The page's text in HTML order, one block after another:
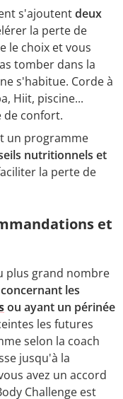
s'ajoutentdeux
la perte de
le choix et vous
tomber dans la
s'habitue. Corde à
Hiit, piscine...
de confort.
un programme
nutritionnels et
la perte de
et
plus grand nombre
les
ou ayant un périnée
les futures
selon la coach
jusqu'à la
avez un accord
Challenge est